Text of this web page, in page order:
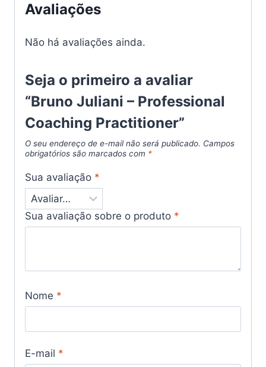
Avaliações
Não há avaliações ainda.
Seja o primeiro a avaliar
“Bruno Juliani – Professional
Coaching Practitioner”
O seu endereço de e-mail não será publicado. Campos
obrigatórios são marcados com *
Sua avaliação *
Sua avaliação sobre o produto *
Nome *
E-mail *